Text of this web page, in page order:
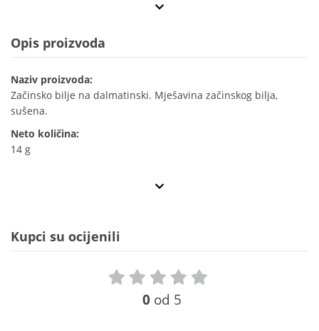
Opis proizvoda
Naziv proizvoda:
Začinsko bilje na dalmatinski. Mješavina začinskog bilja,
sušena.
Neto količina:
14 g
Kupci su ocijenili
0 od 5